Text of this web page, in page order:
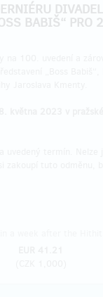
BABIŠ“ PRO